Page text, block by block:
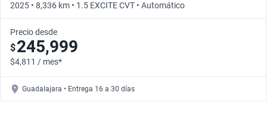
2025 • 8,336 km • 1.5 EXCITE CVT • Automático
Precio desde
$245,999
$4,811 / mes*
Guadalajara • Entrega 16 a 30 días